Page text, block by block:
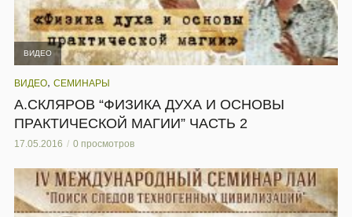
ВИДЕО
ВИДЕО, СЕМИНАРЫ
А.СКЛЯРОВ “ФИЗИКА ДУХА И ОСНОВЫ
ПРАКТИЧЕСКОЙ МАГИИ” ЧАСТЬ 2
17.05.2016 0 просмотров